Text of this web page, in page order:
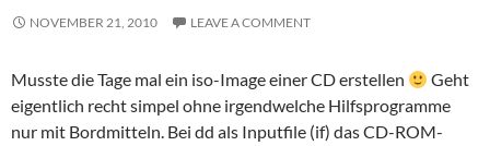
NOVEMBER 21, 2010 LEAVE A COMMENT
Musste die Tage mal ein iso-Image einer CD erstellen
Geht
eigentlich recht simpel ohne irgendwelche Hilfsprogramme
nur mit Bordmitteln. Bei dd als Inputfile (if) das CD-ROM-